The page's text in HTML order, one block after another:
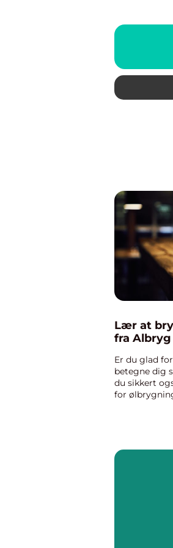
Lær at
fra Albryg
Er du glad
betegne dig
du sikkert
for